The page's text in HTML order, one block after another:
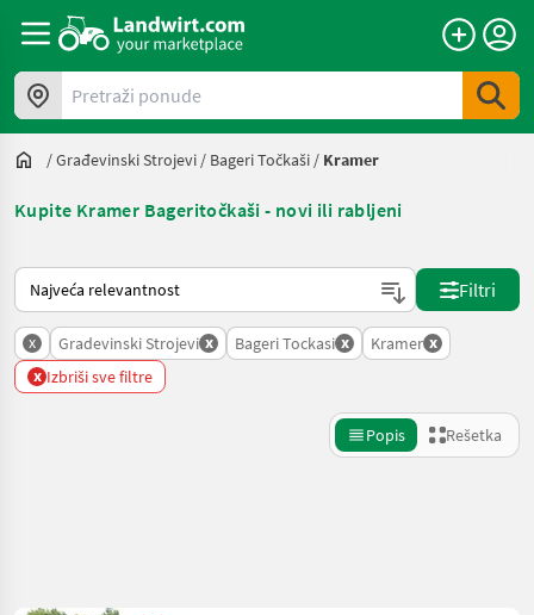
Pretraži ponude
/Građevinski Strojevi / Bageri Točkaši / Kramer
Kupite Kramer Bageritočkaši - novi ili rabljeni
Tako se sortira na Landwirt.com
Filtri
x Gradevinski Strojevi x Bageri Tockasi x Kramer x
x Izbriši sve filtre
Popis Rešetka